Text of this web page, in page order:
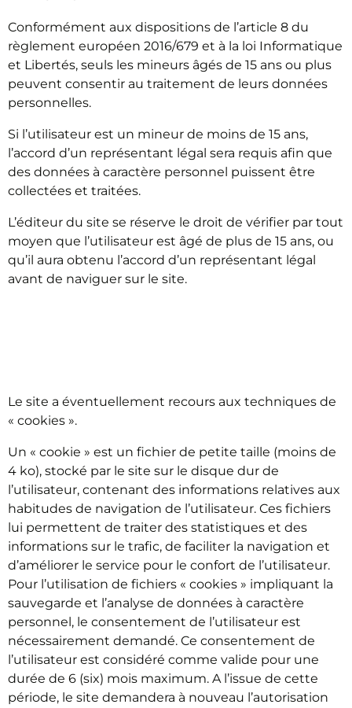
Conformément aux dispositions de l’article 8 du
règlement européen 2016/679 et à la loi Informatique
et Libertés, seuls les mineurs âgés de 15 ans ou plus
peuvent consentir au traitement de leurs données
personnelles.
Si l’utilisateur est un mineur de moins de 15 ans,
l’accord d’un représentant légal sera requis afin que
des données à caractère personnel puissent être
collectées et traitées.
L’éditeur du site se réserve le droit de vérifier par tout
moyen que l’utilisateur est âgé de plus de 15 ans, ou
qu’il aura obtenu l’accord d’un représentant légal
avant de naviguer sur le site.
Le site a éventuellement recours aux techniques de
« cookies ».
Un « cookie » est un fichier de petite taille (moins de
4 ko), stocké par le site sur le disque dur de
l’utilisateur, contenant des informations relatives aux
habitudes de navigation de l’utilisateur. Ces fichiers
lui permettent de traiter des statistiques et des
informations sur le trafic, de faciliter la navigation et
d’améliorer le service pour le confort de l’utilisateur.
Pour l’utilisation de fichiers « cookies » impliquant la
sauvegarde et l’analyse de données à caractère
personnel, le consentement de l’utilisateur est
nécessairement demandé. Ce consentement de
l’utilisateur est considéré comme valide pour une
durée de 6 (six) mois maximum. A l’issue de cette
période, le site demandera à nouveau l’autorisation